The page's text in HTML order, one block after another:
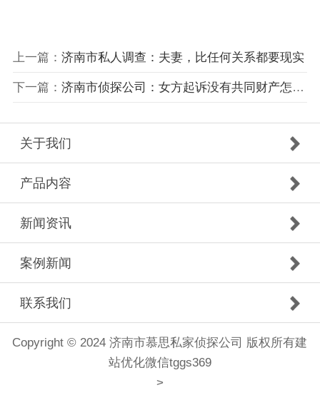
上一篇： 济南市私人调查：夫妻，比任何关系都要现实
下一篇： 济南市侦探公司：女方起诉没有共同财产怎么分
关于我们
产品内容
新闻资讯
案例新闻
联系我们
Copyright © 2024 济南市慕思私家侦探公司 版权所有建
站优化微信tggs369
>